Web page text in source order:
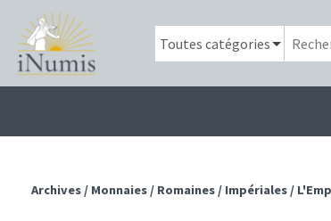
Archives / Monnaies / Romaines / Impériales /